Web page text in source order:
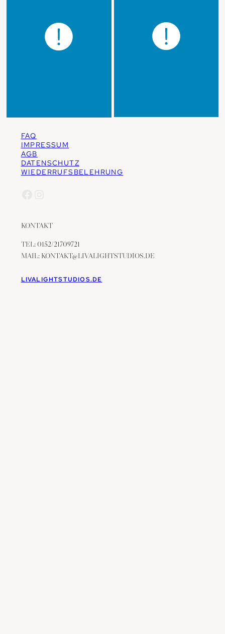
FAQ
IMPRESSUM
AGB
DATENSCHUTZ
WIEDERRUFSBELEHRUNG
KONTAKT
TEL: 0152/21709721
MAIL: KONTAKT@LIVALIGHTSTUDIOS.DE
LIVALIGHTSTUDIOS.DE